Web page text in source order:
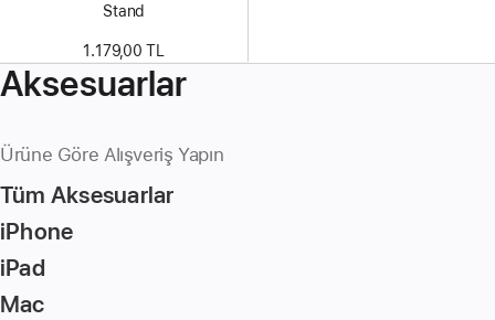
Stand
1.179,00 TL
Aksesuarlar
Ürüne Göre Alışveriş Yapın
Tüm Aksesuarlar
iPhone
iPad
Mac